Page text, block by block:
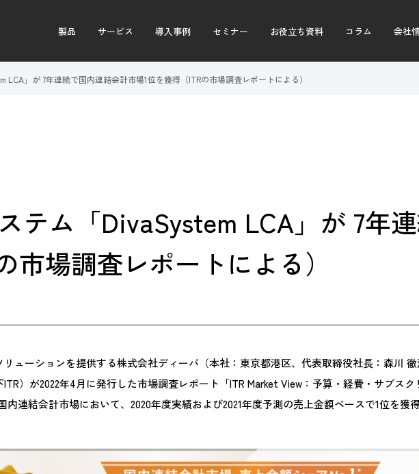
製品 サービス 導入事例 セミナー お役立ち資料 コラム 会社
LCA」が 7年連続で国内連結会計市場1位を獲得（ITRの市場調査レポートによる）
テム「DivaSystem LCA」が 7年
市場調査レポートによる）
ューションを提供する株式会社ディーバ（本社：東京都港区、代表取締役社長：森川
）が2022年4月に発行した市場調査レポート「ITR Market View：予算・経費・サブス
内連結会計市場において、2020年度実績および2021年度予測の売上金額ベースで1位を獲